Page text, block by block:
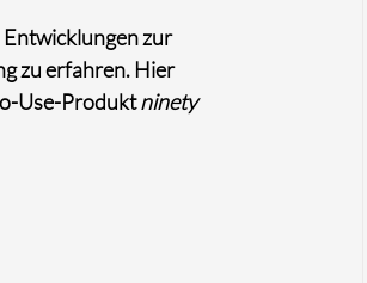
zur
zu erfahren. Hier
Use-Produkt ninety